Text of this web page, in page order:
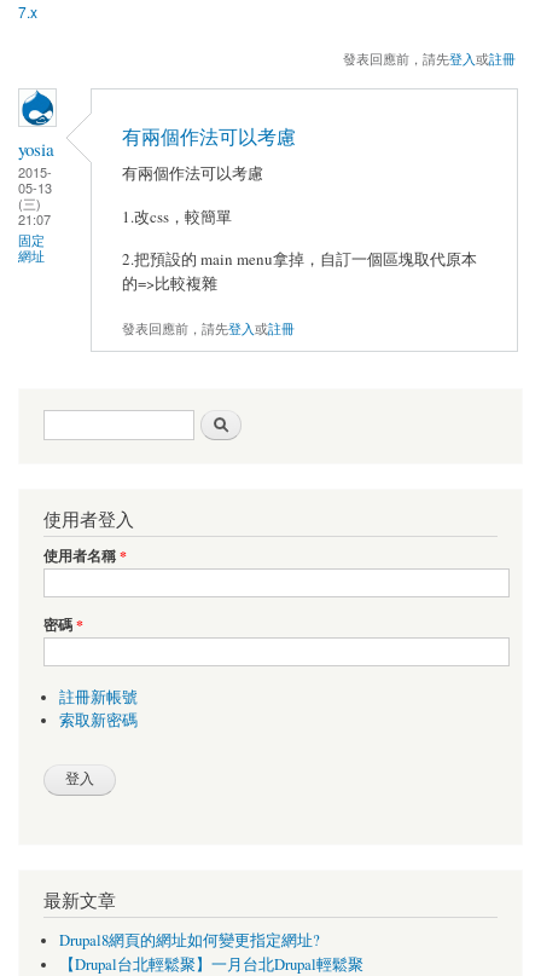
7.x
發表回應前，請先登入或註冊
yosia
2015-
05-13
(三)
21:07
固定
網址
有兩個作法可以考慮
有兩個作法可以考慮
1.改css，較簡單
2.把預設的 main menu拿掉，自訂一個區塊取代原本
的=>比較複雜
發表回應前，請先登入或註冊
搜尋表單
使用者登入
使用者名稱*
密碼*
註冊新帳號
索取新密碼
最新文章
Drupal8網頁的網址如何變更指定網址?
【Drupal台北輕鬆聚】一月台北Drupal輕鬆聚